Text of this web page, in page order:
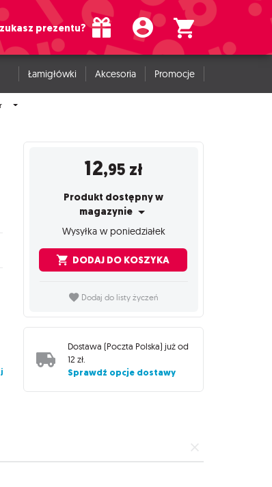
prezentu?
Łamigłówki Akcesoria Promocje
12,95 zł
Produkt dostępny w
magazynie
Wysyłka w poniedziałek
DODAJ DO KOSZYKA
Dodaj do listy życzeń
Dostawa (Poczta Polska) już od
12 zł.
Sprawdź opcje dostawy